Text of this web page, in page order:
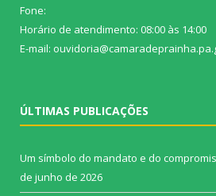
Fone:
Horário de atendimento: 08:00 às 14:00
E-mail:
ÚLTIMAS PUBLICAÇÕES
Um símbolo do mandato e do
de junho de 2026